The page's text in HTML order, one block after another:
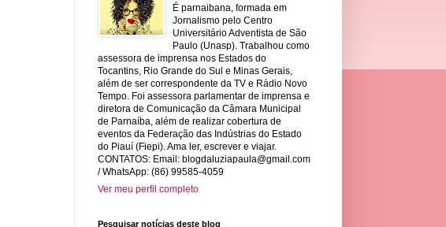
É parnaibana, formada em
Jornalismo pelo Centro
Universitário Adventista de São
Paulo (Unasp). Trabalhou como
assessora de imprensa nos Estados do
Tocantins, Rio Grande do Sul e Minas Gerais,
além de ser correspondente da TV e Rádio Novo
Tempo. Foi assessora parlamentar de imprensa e
diretora de Comunicação da Câmara Municipal
de Parnaíba, além de realizar cobertura de
eventos da Federação das Indústrias do Estado
do Piauí (Fiepi). Ama ler, escrever e viajar.
CONTATOS: Email: blogdaluziapaula@gmail.com
/ WhatsApp: (86) 99585-4059
Ver meu perfil completo
Pesquisar notícias deste blog